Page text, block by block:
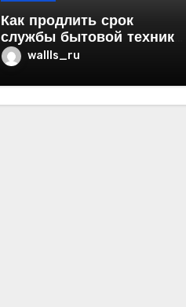
Как продлить срок
службы бытовой техники
в квартире
wallls_ru